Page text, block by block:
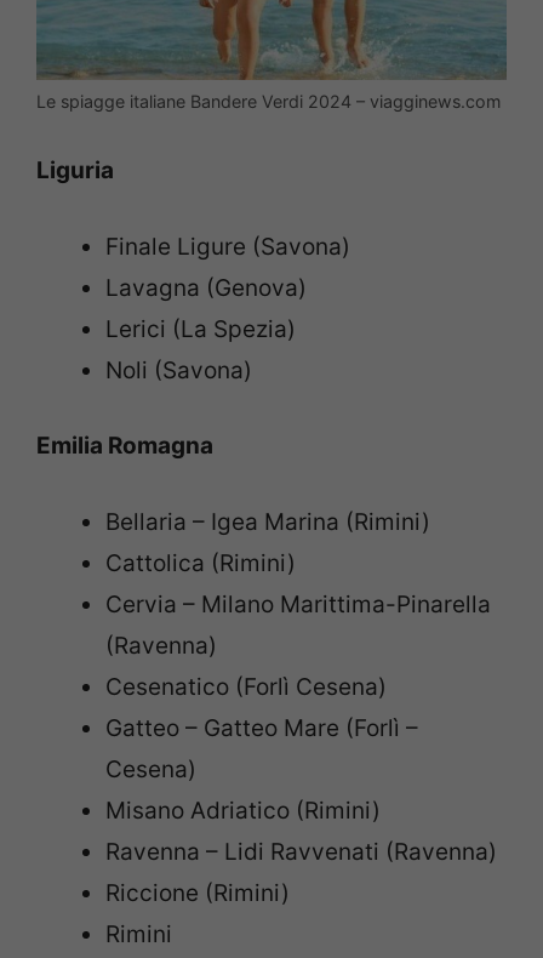
Le spiagge italiane Bandere Verdi 2024 – viagginews.com
Liguria
Finale Ligure (Savona)
Lavagna (Genova)
Lerici (La Spezia)
Noli (Savona)
Emilia Romagna
Bellaria – Igea Marina (Rimini)
Cattolica (Rimini)
Cervia – Milano Marittima-Pinarella
(Ravenna)
Cesenatico (Forlì Cesena)
Gatteo – Gatteo Mare (Forlì –
Cesena)
Misano Adriatico (Rimini)
Ravenna – Lidi Ravvenati (Ravenna)
Riccione (Rimini)
Rimini